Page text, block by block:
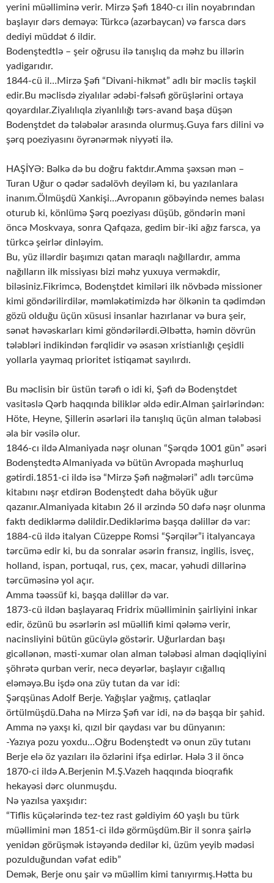
yerini müəlliminə verir. Mirzə Şəfi 1840-cı ilin noyabrından
başlayır dərs deməyə: Türkcə (azərbaycan) və farsca dərs
dediyi müddət 6 ildir.
Bodenştedtlə – şeir oğrusu ilə tanışlıq da məhz bu illərin
yadigarıdır.
1844-cü il…Mirzə Şəfi “Divani-hikmət” adlı bir məclis təşkil
edir.Bu məclisdə ziyalılar ədəbi-fəlsəfi görüşlərini ortaya
qoyardılar.Ziyalılıqla ziyanlılığı tərs-avand başa düşən
Bodenştdet də tələbələr arasında olurmuş.Guya fars dilini və
şərq poeziyasını öyrənərmək niyyəti ilə.
HAŞİYƏ: Bəlkə də bu doğru faktdır.Amma şəxsən mən –
Turan Uğur o qədər sadəlövh deyiləm ki, bu yazılanlara
inanım.Ölmüşdü Xankişi…Avropanın göbəyində nemes balası
oturub ki, könlümə Şərq poeziyası düşüb, göndərin məni
öncə Moskvaya, sonra Qafqaza, gedim bir-iki ağız farsca, ya
türkcə şeirlər dinləyim.
Bu, yüz illərdir başımızı qatan maraqlı nağıllardır, amma
nağılların ilk missiyası bizi məhz yuxuya verməkdir,
biləsiniz.Fikrimcə, Bodenştdet kimiləri ilk növbədə missioner
kimi göndərilirdilər, məmləkətimizdə hər ölkənin ta qədimdən
gözü olduğu üçün xüsusi insanlar hazırlanar və bura şeir,
sənət həvəskarları kimi göndərilərdi.Əlbəttə, həmin dövrün
tələbləri indikindən fərqlidir və əsasən xristianlığı çeşidli
yollarla yaymaq prioritet istiqamət sayılırdı.
Bu məclisin bir üstün tərəfi o idi ki, Şəfi də Bodenştdet
vasitəslə Qərb haqqında biliklər əldə edir.Alman şairlərindən:
Höte, Heyne, Şillerin əsərləri ilə tanışlıq üçün alman tələbəsi
əla bir vəsilə olur.
1846-cı ildə Almaniyada nəşr olunan “Şərqdə 1001 gün” əsəri
Bodenştedtə Almaniyada və bütün Avropada məşhurluq
gətirdi.1851-ci ildə isə “Mirzə Şəfi nəğmələri” adlı tərcümə
kitabını nəşr etdirən Bodenştedt daha böyük uğur
qazanır.Almaniyada kitabın 26 il ərzində 50 dəfə nəşr olunma
faktı dediklərmə dəlildir.Dediklərimə başqa dəlillər də var:
1884-cü ildə italyan Cüzeppe Romsi “Şərqilər”i italyancaya
tərcümə edir ki, bu da sonralar əsərin fransız, ingilis, isveç,
holland, ispan, portuqal, rus, çex, macar, yəhudi dillərinə
tərcüməsinə yol açır.
Amma təəssüf ki, başqa dəlillər də var.
1873-cü ildən başlayaraq Fridrix müəlliminin şairliyini inkar
edir, özünü bu əsərlərin əsl müəllifi kimi qələmə verir,
nacinsliyini bütün gücüylə göstərir. Uğurlardan başı
gicəllənən, məsti-xumar olan alman tələbəsi alman dəqiqliyini
şöhrətə qurban verir, necə deyərlər, başlayır cığallıq
eləməyə.Bu işdə ona züy tutan da var idi:
Şərqşünas Adolf Berje. Yağışlar yağmış, çatlaqlar
örtülmüşdü.Daha nə Mirzə Şəfi var idi, nə də başqa bir şahid.
Amma nə yaxşı ki, qızıl bir qaydası var bu dünyanın:
-Yazıya pozu yoxdu…Oğru Bodenştedt və onun züy tutanı
Berje elə öz yazıları ilə özlərini ifşa edirlər. Hələ 3 il öncə
1870-ci ildə A.Berjenin M.Ş.Vazeh haqqında bioqrafik
hekayəsi dərc olunmuşdu.
Nə yazılsa yaxşıdır:
“Tiflis küçələrində tez-tez rast gəldiyim 60 yaşlı bu türk
müəllimini mən 1851-ci ildə görmüşdüm.Bir il sonra şairlə
yenidən görüşmək istəyəndə dedilər ki, üzüm yeyib mədəsi
pozulduğundan vəfat edib”
Demək, Berje onu şair və müəllim kimi tanıyırmış.Hətta bu